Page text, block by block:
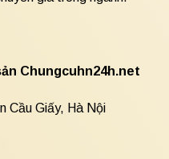
Chungcuhn24h.net
Cầu Giấy, Hà Nội